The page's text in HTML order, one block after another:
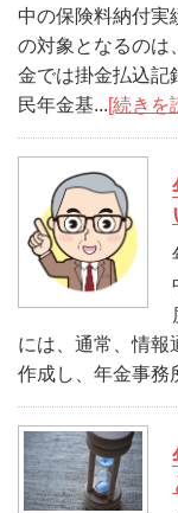
中の保険料納付実
の対象となるのは
金では掛金払込記
民年金基...[続きを
には、通常、情報
作成し、年金事務